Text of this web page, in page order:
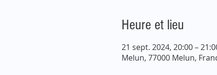
Heure et lieu
21 sept. 2024, 20:00 –
Melun, 77000 Melun,